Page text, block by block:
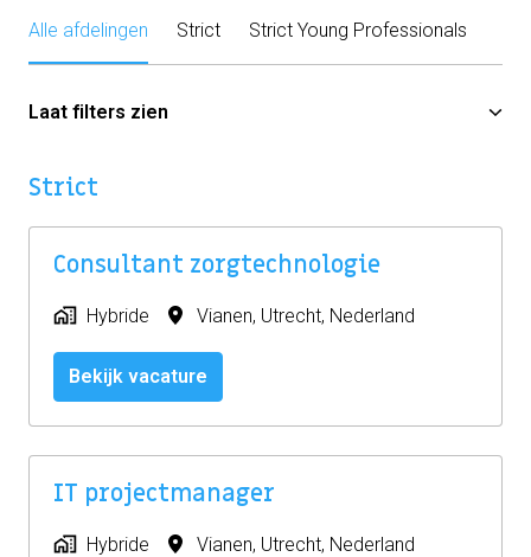
Alle afdelingen Strict Strict Young Professionals
Laat filters zien
Strict
Consultant zorgtechnologie
Hybride Vianen, Utrecht, Nederland
Bekijk vacature
IT projectmanager
Hybride Vianen, Utrecht, Nederland